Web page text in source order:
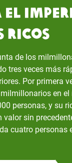
Ricos
de los
tres veces más
Por primera
en el
personas, y su
valor sin
cuatro personas